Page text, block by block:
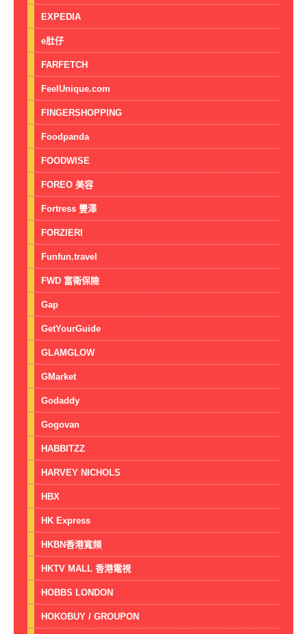
EXPEDIA
e肚仔
FARFETCH
FeelUnique.com
FINGERSHOPPING
Foodpanda
FOODWISE
FOREO 美容
Fortress 豐澤
FORZIERI
Funfun.travel
FWD 富衛保險
Gap
GetYourGuide
GLAMGLOW
GMarket
Godaddy
Gogovan
HABBITZZ
HARVEY NICHOLS
HBX
HK Express
HKBN香港寬頻
HKTV MALL 香港電視
HOBBS LONDON
HOKOBUY / GROUPON